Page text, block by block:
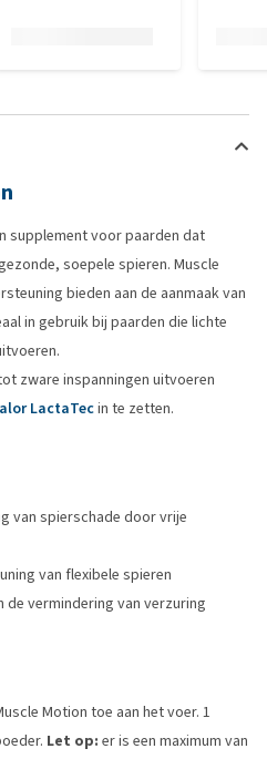
supplement voor paarden dat
soepele spieren. Muscle
bieden aan de aanmaak van
in gebruik bij paarden die lichte
zware inspanningen uitvoeren
LactaTecin te zetten.
van spierschade door vrije
van flexibele spieren
de vermindering van verzuring
Motion toe aan het voer. 1
Let op: er is een maximum van